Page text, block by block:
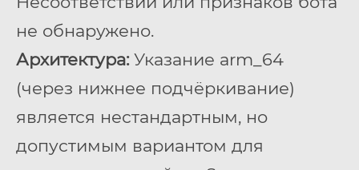
не обнаружено.
Архитектура:Указание arm_64
(через нижнее подчёркивание)
является нестандартным, но
допустимым вариантом для